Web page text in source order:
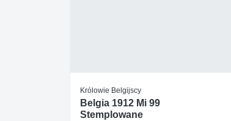
Królowie Belgijscy
Belgia 1912 Mi 99
Stemplowane